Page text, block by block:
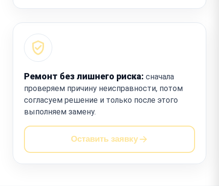
Ремонт без лишнего риска: сначала
проверяем причину неисправности, потом
согласуем решение и только после этого
выполняем замену.
Оставить заявку